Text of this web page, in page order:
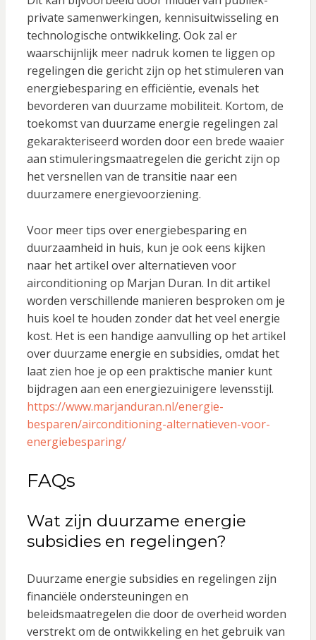
private samenwerkingen, kennisuitwisseling en
technologische ontwikkeling. Ook zal er
waarschijnlijk meer nadruk komen te liggen op
regelingen die gericht zijn op het stimuleren van
energiebesparing en efficiëntie, evenals het
bevorderen van duurzame mobiliteit. Kortom, de
toekomst van duurzame energie regelingen zal
gekarakteriseerd worden door een brede waaier
aan stimuleringsmaatregelen die gericht zijn op
het versnellen van de transitie naar een
duurzamere energievoorziening.
Voor meer tips over energiebesparing en
duurzaamheid in huis, kun je ook eens kijken
naar het artikel over alternatieven voor
airconditioning op Marjan Duran. In dit artikel
worden verschillende manieren besproken om je
huis koel te houden zonder dat het veel energie
kost. Het is een handige aanvulling op het artikel
over duurzame energie en subsidies, omdat het
laat zien hoe je op een praktische manier kunt
bijdragen aan een energiezuinigere levensstijl.
https://www.marjanduran.nl/energie-
besparen/airconditioning-alternatieven-voor-
energiebesparing/
FAQs
Wat zijn duurzame energie
subsidies en regelingen?
Duurzame energie subsidies en regelingen zijn
financiële ondersteuningen en
beleidsmaatregelen die door de overheid worden
verstrekt om de ontwikkeling en het gebruik van